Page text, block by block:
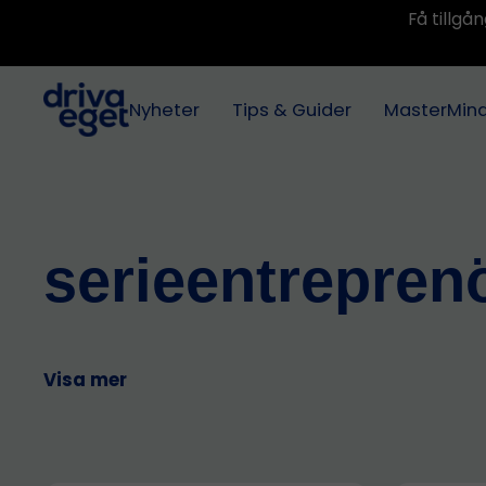
Få
Nyheter Tips & Guider
Visa mer